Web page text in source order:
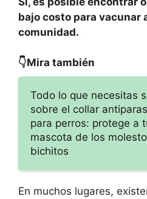
bajo costo para vacunar
comunidad.
👇Mira también
Todo lo que necesitas
sobre el collar
para perros: protege a
mascota de los
bichitos
En muchos lugares,